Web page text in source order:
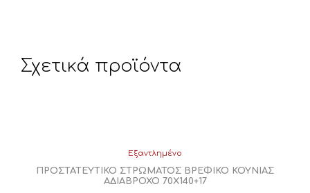
Σχετικά προϊόντα
Εξαντλημένο
ΠΡΟΣΤΑΤΕΥΤΙΚΟ ΣΤΡΩΜΑΤΟΣ ΒΡΕΦΙΚΟ ΚΟΥΝΙΑΣ
ΑΔΙΑΒΡΟΧΟ 70Χ140+17